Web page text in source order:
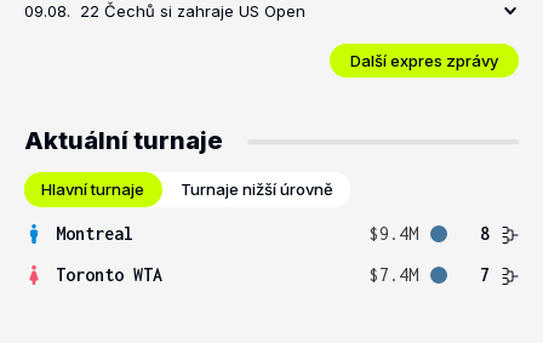
09.08. 22 Čechů si zahraje US Open
Další expres zprávy
Aktuální turnaje
Hlavní turnaje Turnaje nižší úrovně
Montreal $9.4M
8
Toronto WTA
$7.4M 7